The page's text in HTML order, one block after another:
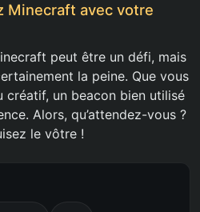
Minecraft avec votre
peut être un défi, mais
la peine. Que vous
créatif, un beacon bien utilisé
Alors, qu’attendez-vous ?
le vôtre !